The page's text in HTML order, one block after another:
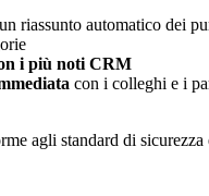
un riassunto automatico dei
i più noti CRM
con i colleghi e i
agli standard di sicurezza